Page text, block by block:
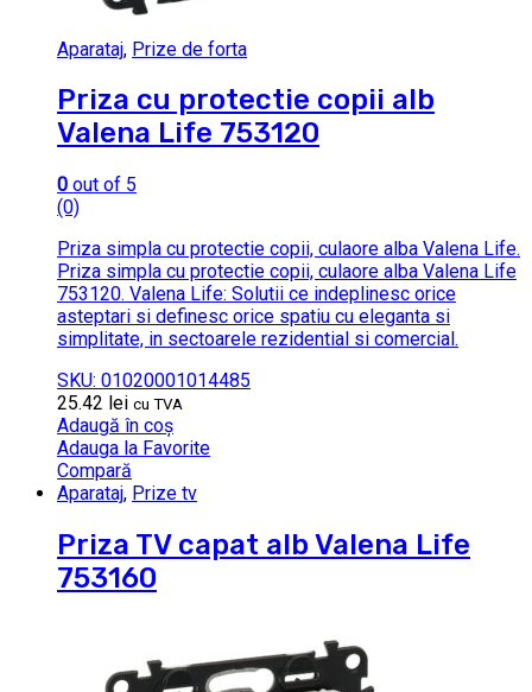
Aparataj, Prize de forta
Priza cu protectie copii alb
Valena Life 753120
0 out of 5
(0)
Priza simpla cu protectie copii, culaore alba Valena Life.
Priza simpla cu protectie copii, culaore alba Valena Life
753120. Valena Life: Solutii ce indeplinesc orice
asteptari si definesc orice spatiu cu eleganta si
simplitate, in sectoarele rezidential si comercial.
SKU: 01020001014485
25.42 lei cu TVA
Adaugă în coș
Adauga la Favorite
Compară
Aparataj, Prize tv
Priza TV capat alb Valena Life
753160